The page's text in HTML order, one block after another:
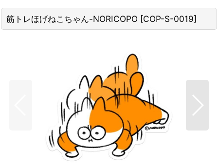
筋トレほげねこちゃん-NORICOPO [COP-S-0019]